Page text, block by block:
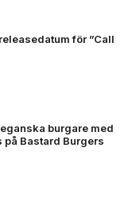
för ”Call
burgare med
på Bastard Burgers